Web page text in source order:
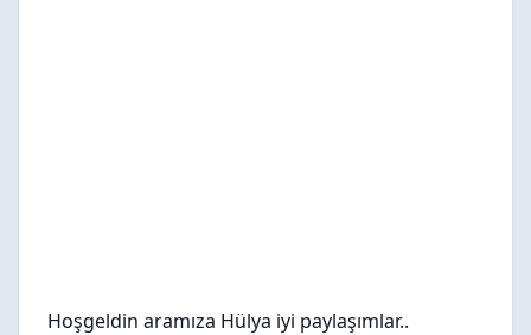
Hoşgeldin aramıza Hülya iyi paylaşımlar..